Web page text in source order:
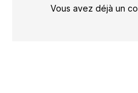
Vous avez déjà un